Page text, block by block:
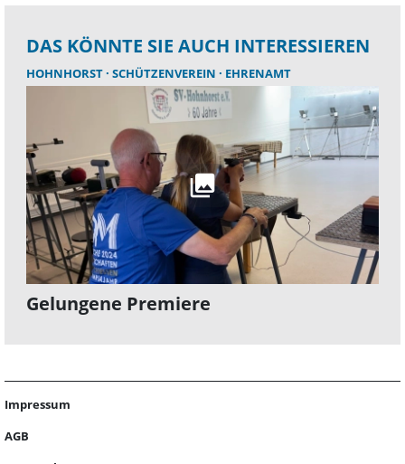
DAS KÖNNTE SIE AUCH INTERESSIEREN
HOHNHORST SCHÜTZENVEREIN EHRENAMT
Gelungene Premiere
Impressum
AGB